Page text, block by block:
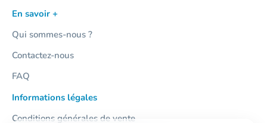
En savoir +
Qui sommes-nous ?
Contactez-nous
FAQ
Informations légales
Conditions générales de vente